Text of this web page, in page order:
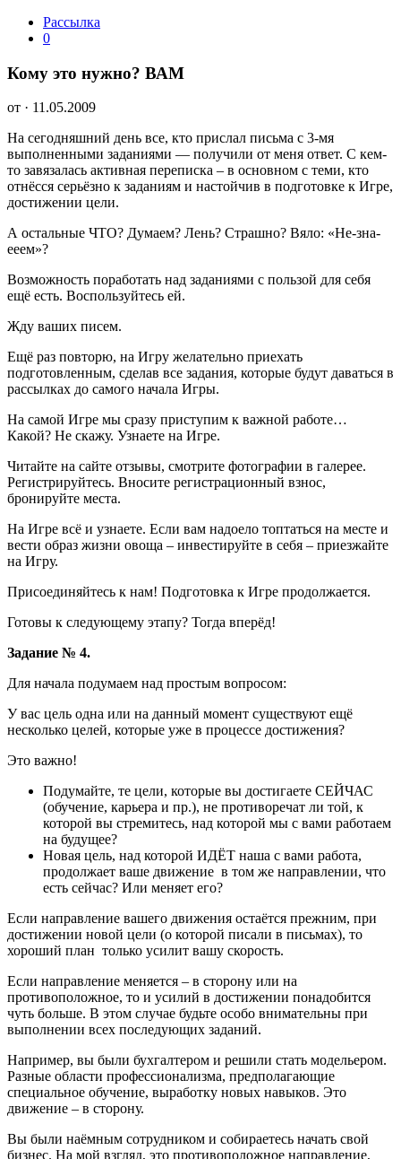
Рассылка
0
Кому это нужно? ВАМ
от · 11.05.2009
На сегодняшний день все, кто прислал письма с 3-мя
выполненными заданиями — получили от меня ответ. С кем-
то завязалась активная переписка – в основном с теми, кто
отнёсся серьёзно к заданиям и настойчив в подготовке к Игре,
достижении цели.
А остальные ЧТО? Думаем? Лень? Страшно? Вяло: «Не-зна-
ееем»?
Возможность поработать над заданиями с пользой для себя
ещё есть. Воспользуйтесь ей.
Жду ваших писем.
Ещё раз повторю, на Игру желательно приехать
подготовленным, сделав все задания, которые будут даваться в
рассылках до самого начала Игры.
На самой Игре мы сразу приступим к важной работе…
Какой? Не скажу. Узнаете на Игре.
Читайте на сайте отзывы, смотрите фотографии в галерее.
Регистрируйтесь. Вносите регистрационный взнос,
бронируйте места.
На Игре всё и узнаете. Если вам надоело топтаться на месте и
вести образ жизни овоща – инвестируйте в себя – приезжайте
на Игру.
Присоединяйтесь к нам! Подготовка к Игре продолжается.
Готовы к следующему этапу? Тогда вперёд!
Задание № 4.
Для начала подумаем над простым вопросом:
У вас цель одна или на данный момент существуют ещё
несколько целей, которые уже в процессе достижения?
Это важно!
Подумайте, те цели, которые вы достигаете СЕЙЧАС
(обучение, карьера и пр.), не противоречат ли той, к
которой вы стремитесь, над которой мы с вами работаем
на будущее?
Новая цель, над которой ИДЁТ наша с вами работа,
продолжает ваше движение в том же направлении, что
есть сейчас? Или меняет его?
Если направление вашего движения остаётся прежним, при
достижении новой цели (о которой писали в письмах), то
хороший план только усилит вашу скорость.
Если направление меняется – в сторону или на
противоположное, то и усилий в достижении понадобится
чуть больше. В этом случае будьте особо внимательны при
выполнении всех последующих заданий.
Например, вы были бухгалтером и решили стать модельером.
Разные области профессионализма, предполагающие
специальное обучение, выработку новых навыков. Это
движение – в сторону.
Вы были наёмным сотрудником и собираетесь начать свой
бизнес. На мой взгляд, это противоположное направление,